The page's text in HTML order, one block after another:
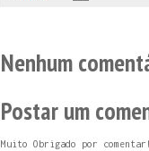
Nenhum
Postar um
Muito Obrigado por